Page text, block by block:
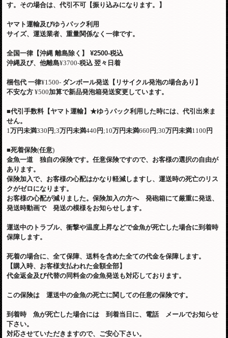
す。その場合は、代引不可【振り込みになります。】
ヤマト運輸及びゆうパック利用
サイズ、運送業者、重量関係なく一律です。
全国一律【沖縄 離島除く】
¥2500-税込
沖縄及び、他離島¥3700-税込 翌々日着
梱包代 一律¥1500- ダンボール発送【リサイクル発泡の場合あり】
不安な方 ¥500加算で新品発泡箱発送変更しています。
■代引手数料【ヤマト運輸】★ゆうパック利用した時には、代引出来ま
せん。
1万円未満330円;3万円未満440円;10万円未満660円;30万円未満1100円
■死着保険(任意)
金魚一道 独自の保険です。任意保険ですので、お客様の選択の自由が
あります。
保険加入で、お客様の心配はかなり軽減しますし、運送時の死亡のリス
クがゼロになります。
お客様の心配が減りました。保険加入の方へ 発砲箱にて厳重に発送、
発送時動画で 発送の模様をお知らせします。
運送中のトラブル、衝撃や温度上昇などで金魚が死亡した場合に到着時
保障します。
死着の場合に、全て保障、送料を含めた全ての代金を保障します。
【購入時、お客様支払われた金額全部】
代金返金及び代替の同料金の金魚発送も対応しております。
この保険は 運送中の金魚の死亡に関しての任意の保険です。
到着時 魚が死亡した場合には 到着当日に、電話 メールでお知らせ
下さい。
対応させていただきますので、ご安心下さい。